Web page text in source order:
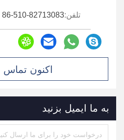
تلفن:86-510-82713083
اکنون تماس
به ما ایمیل بزنید